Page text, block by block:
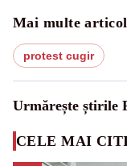
Mai multe
protest cugir
Urmărește știrile
CELE MAI